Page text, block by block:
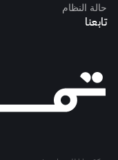
حالة النظام
تابعنا